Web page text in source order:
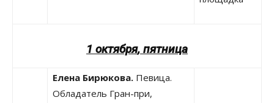
1 октября, пятница
Елена Бирюкова. Певица.
Обладатель Гран-при,